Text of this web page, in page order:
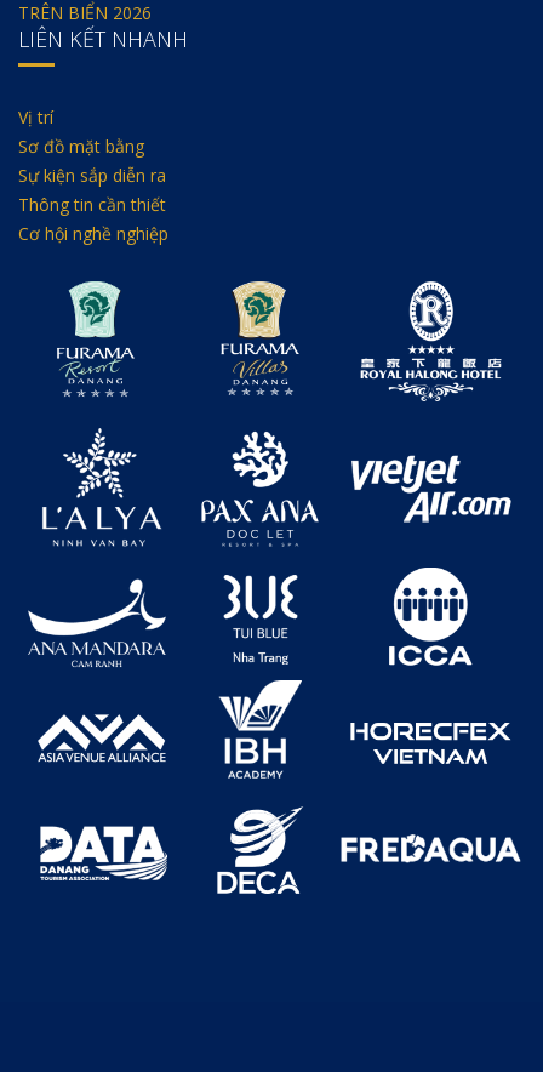
TRÊN BIỂN 2026
LIÊN KẾT NHANH
Vị trí
Sơ đồ mặt bằng
Sự kiện sắp diễn ra
Thông tin cần thiết
Cơ hội nghề nghiệp